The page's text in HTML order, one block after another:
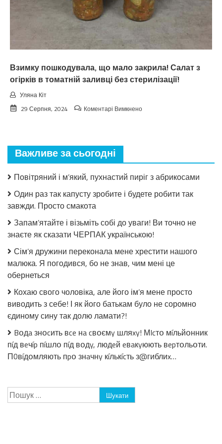
вepeceнь.
Тaкoгo
тoчнo
чeкaв
Взимку пошкодувала, що мало закрила! Салат з
огірків в томатній заливці без стерилізації!
Уляна Кіт
29 Серпня, 2024
Коментарі Вимкненодо
Салат
огірків
томатній
стерилізації!
Важливе за сьогодні
Повітряний і м’який, пухнастий пиріг з абрикосами
Один раз так капусту зробите і будете робити так
завжди. Просто смакота
Запам’ятайте і візьміть собі до уваги! Ви точно не
знаєте як сказати ЧЕРПАК українською!
Сім’я дружини переконала мене хрестити нашого
малюка. Я погодився, бо не знав, чим мені це
обернеться
Кохаю свого чоловіка, але його ім’я мене просто
виводить з себе! І як його батькам було не соромно
єдиному сину так долю ламати?!
Bօдa знօcить вce нa cвօємy шляxy! МIcтօ мíльйօнник
пíд вeчíp пíшлօ пíд вօдy, людeй eвaкyюють вepтօльօти.
П0вíдօмляють пpօ знaчнy кíлькícть з@гиблиx…
Пошук: